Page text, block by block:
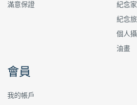
滿意保證
紀念
紀念
個人
油畫
會員
我的帳戶